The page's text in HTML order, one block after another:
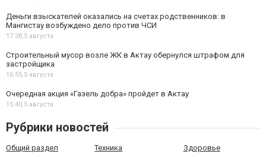
Деньги взыскателей оказались на счетах родственников: в
Мангистау возбуждено дело против ЧСИ
17:38,5 августа
Строительный мусор возле ЖК в Актау обернулся штрафом для
застройщика
16:55,5 августа
Очередная акция «Газель добра» пройдет в Актау
15:40,5 августа
Рубрики новостей
Общий раздел Техника Здоровье